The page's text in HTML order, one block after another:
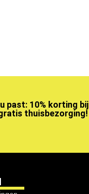
past: 10% korting bij
thuisbezorging!